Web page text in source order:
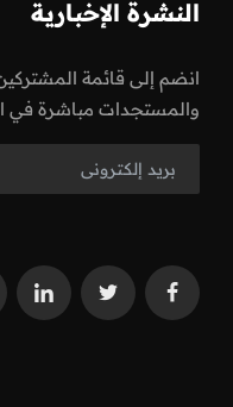
النشرة الإخبارية
انضم إلى قائمة
والمستجدات مباشرة في